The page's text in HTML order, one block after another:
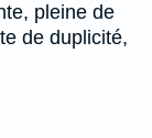
pleine de
de duplicité,